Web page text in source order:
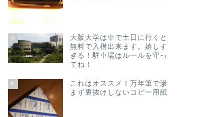
4
大阪大学は車で土日に行くと
無料で入構出来ます。嬉しす
ぎる！駐車場はルールを守っ
てね！
5
これはオススメ！万年筆で滲
まず裏抜けしないコピー用紙